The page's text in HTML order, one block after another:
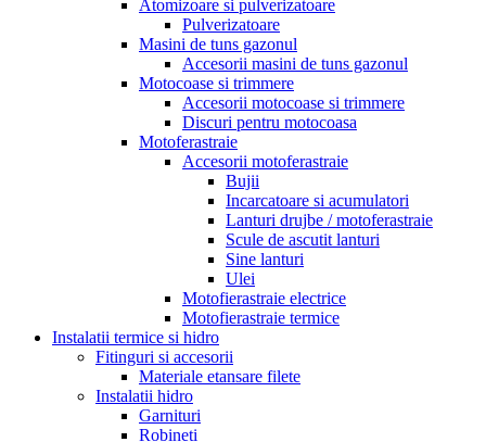
Atomizoare si pulverizatoare
Pulverizatoare
Masini de tuns gazonul
Accesorii masini de tuns gazonul
Motocoase si trimmere
Accesorii motocoase si trimmere
Discuri pentru motocoasa
Motoferastraie
Accesorii motoferastraie
Bujii
Incarcatoare si acumulatori
Lanturi drujbe / motoferastraie
Scule de ascutit lanturi
Sine lanturi
Ulei
Motofierastraie electrice
Motofierastraie termice
Instalatii termice si hidro
Fitinguri si accesorii
Materiale etansare filete
Instalatii hidro
Garnituri
Robineti